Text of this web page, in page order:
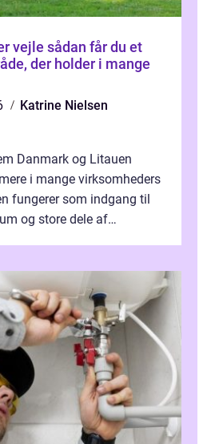
får du et
der holder i mange
Katrine Nielsen
Danmark og Litauen
i mange virksomheders
fungerer som indgang til
og store dele af